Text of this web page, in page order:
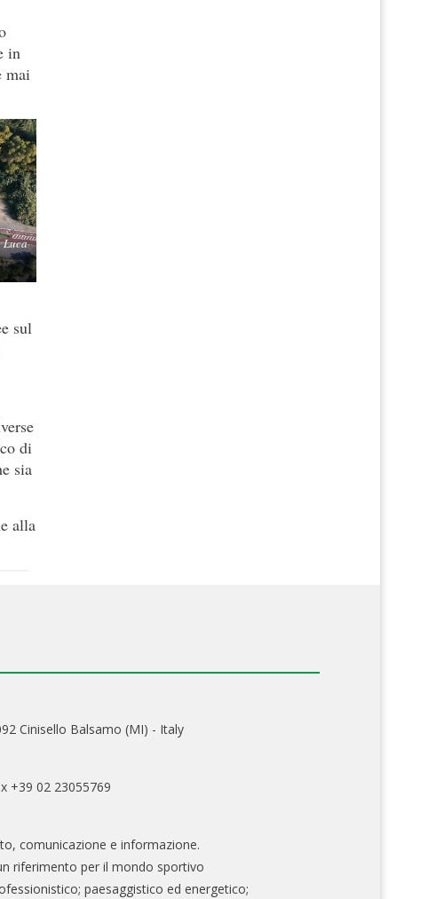
in
mai
Luca
sul
di
sia
alla
Cinisello Balsamo (MI) - Italy
+39 02 23055769
comunicazione e informazione.
riferimento per il mondo sportivo
paesaggistico ed energetico;